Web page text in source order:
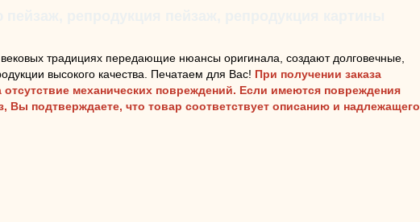
традициях передающие нюансы оригинала, создают долговечные,
высокого качества. Печатаем для Вас! При получении заказа
отсутствие механических повреждений. Если имеются повреждения
Вы подтверждаете, что товар соответствует описанию и надлежащего